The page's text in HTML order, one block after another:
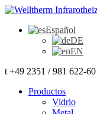
Español
DE
EN
t +49 2351 / 981 622-
Productos
Vidrio